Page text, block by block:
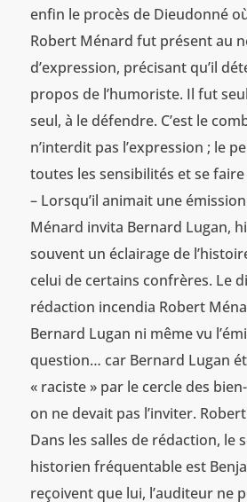
enfin le procès de Dieudonné
Robert Ménard fut présent au
d’expression, précisant qu’il
propos de l’humoriste. Il fut
seul, à le défendre. C’est le
n’interdit pas l’expression ; le
toutes les sensibilités et se
– Lorsqu’il animait une
Ménard invita Bernard Lugan,
souvent un éclairage de
celui de certains confrères. Le
rédaction incendia Robert
Bernard Lugan ni même vu
question… car Bernard Lugan
« raciste » par le cercle des
on ne devait pas l’inviter.
Dans les salles de rédaction, le
historien fréquentable est
reçoivent que lui, l’auditeur ne